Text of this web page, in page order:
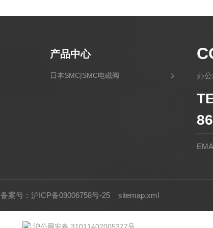
产品中心
日本SMC|SMC电磁阀 办
备案号：沪ICP备09006758号-25 sitemap.xml